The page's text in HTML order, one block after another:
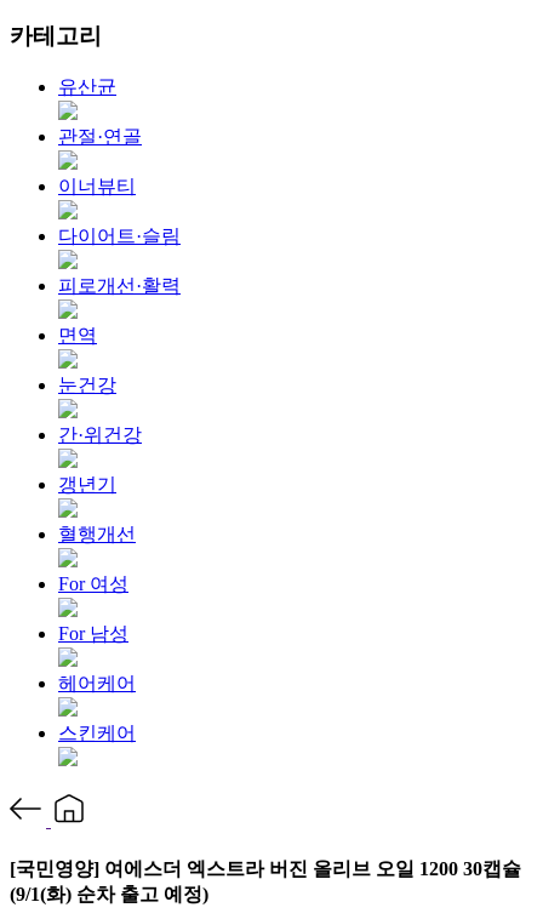
카테고리
유산균
관절·연골
이너뷰티
다이어트·슬림
피로개선·활력
면역
눈건강
간·위건강
갱년기
혈행개선
For 여성
For 남성
헤어케어
스킨케어
[국민영양] 여에스더 엑스트라 버진 올리브 오일 1200 30캡슐
(9/1(화) 순차 출고 예정)